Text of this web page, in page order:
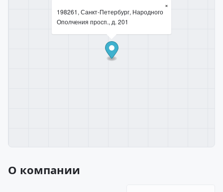
198261, Санкт-Петербург, Народного
Ополчения просп., д. 201
×
О компании